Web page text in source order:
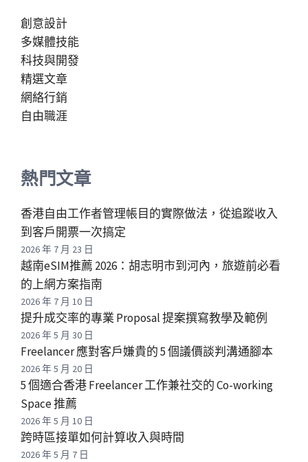
創意設計
多媒體技能
科技與開發
精選文章
網絡行銷
自由職涯
熱門文章
香港自由工作者管理帳目的實際做法，從追蹤收入
到客戶開票一次搞定
2026 年 7 月 23 日
越南eSIM推薦 2026：胡志明市到河內，旅遊前必看
的上網方案指南
2026 年 7 月 10 日
提升成交率的專業 Proposal 提案撰寫教學及範例
2026 年 5 月 30 日
Freelancer 應對客戶嫌貴的 5 個議價談判溝通腳本
2026 年 5 月 20 日
5 個適合香港 Freelancer 工作兼社交的 Co-working
Space 推薦
2026 年 5 月 10 日
跨時區接單如何計算收入與時間
2026 年 5 月 7 日